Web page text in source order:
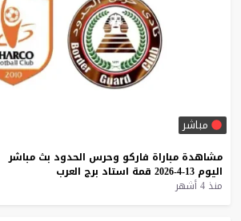
مباشر
مشاهدة مباراة فاركو وحرس الحدود بث مباشر
اليوم 13-4-2026 قمة استاد برج العرب
منذ 4 أشهر